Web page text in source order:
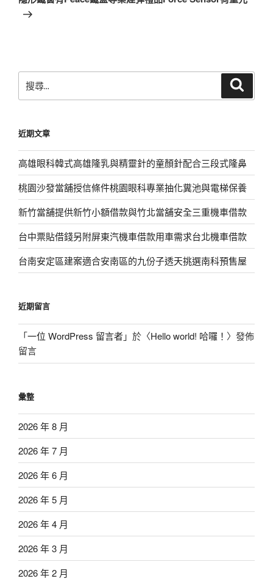
尋
字:
近期文章
高雄眼科韓式高雄隆乳與精靈針的童顏針配合三段式隆鼻
桃園沙發當舖授信條件桃園眼科專業抽化糞池與電梯保養
新竹當舖提供新竹小額借款與竹北當舖安全三重機車借款
台中票貼借錢另附屏東汽機車借款用車需求台北機車借款
台南安定區建案適合安南區的九份子透天挑選南科預售屋
近期留言
「一位 WordPress 留言者」於〈Hello world! 哈囉！ 〉發佈
留言
彙整
2026 年 8 月
2026 年 7 月
2026 年 6 月
2026 年 5 月
2026 年 4 月
2026 年 3 月
2026 年 2 月